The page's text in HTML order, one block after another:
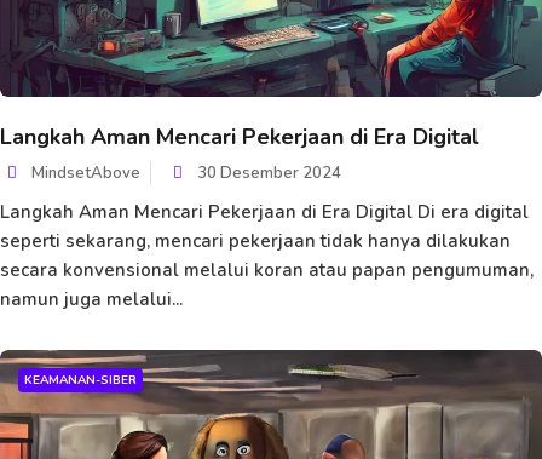
Langkah Aman Mencari Pekerjaan di Era Digital
MindsetAbove 30 Desember 2024
Langkah Aman Mencari Pekerjaan di Era Digital Di era digital
seperti sekarang, mencari pekerjaan tidak hanya dilakukan
secara konvensional melalui koran atau papan pengumuman,
namun juga melalui...
KEAMANAN-SIBER